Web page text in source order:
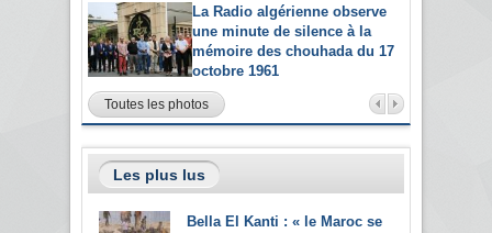
La Radio algérienne observe
une minute de silence à la
mémoire des chouhada du 17
octobre 1961
Toutes les photos
Les plus lus
Bella El Kanti : « le Maroc se